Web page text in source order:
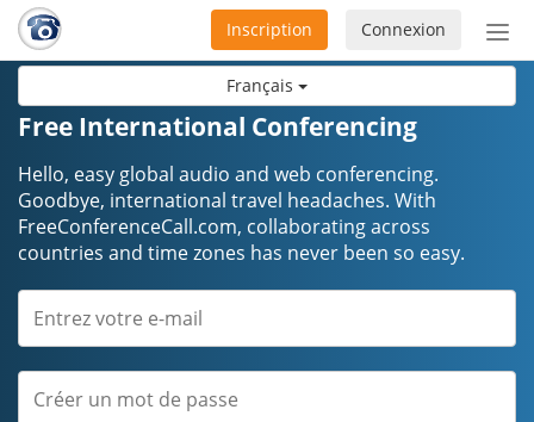
Français
ou
Connexion
Inscription
Free International Conferencing
Hello, easy global audio and web conferencing.
Goodbye, international travel headaches. ​​​​​​​With
FreeConferenceCall.com, collaborating across
countries and time zones has never been so easy.